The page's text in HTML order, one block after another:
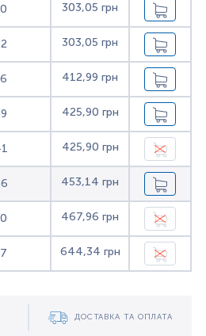
303,05 грн
303,05 грн
412,99 грн
425,90 грн
425,90 грн
453,14 грн
467,96 грн
644,34 грн
ДОСТАВКА ТА ОПЛАТА